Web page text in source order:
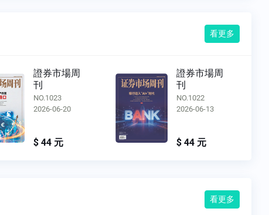
看更多
證券市場周
刊
NO.1023
2026-06-20
$ 44 元
證券市場周
刊
NO.1022
2026-06-13
$ 44 元
看更多